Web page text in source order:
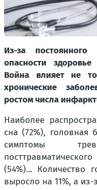
Из-за
опасности
Война влияет не
хронические
ростом числа
Наиболее
сна (72%), головная
симптомы
(54%)... Количество
выросло на 11%, а